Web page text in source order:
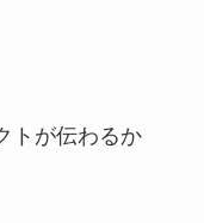
トが伝わるか